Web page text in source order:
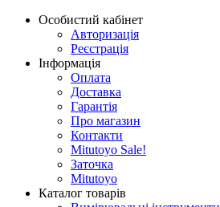
Особистий кабінет
Авторизація
Реєстрація
Інформація
Оплата
Доставка
Гарантія
Про магазин
Контакти
Mitutoyo Sale!
Заточка
Mitutoyo
Каталог товарів